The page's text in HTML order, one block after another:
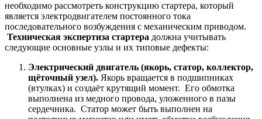
необходимо рассмотреть конструкцию стартера, который
является электродвигателем постоянного тока
последовательного возбуждения с механическим приводом.
Техническая экспертиза стартера должна учитывать
следующие основные узлы и их типовые дефекты:
Электрический двигатель (якорь, статор, коллектор,
щёточный узел). Якорь вращается в подшипниках
(втулках) и создаёт крутящий момент. Его обмотка
выполнена из медного провода, уложенного в пазы
сердечника. Статор может быть выполнен на